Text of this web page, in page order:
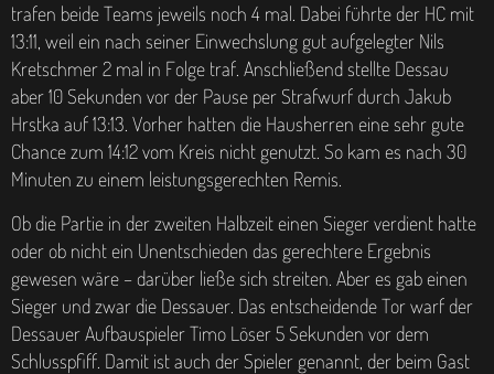
trafen beide Teams jeweils noch 4 mal. Dabei führte der HC mit
13:11, weil ein nach seiner Einwechslung gut aufgelegter Nils
Kretschmer 2 mal in Folge traf. Anschließend stellte Dessau
aber 10 Sekunden vor der Pause per Strafwurf durch Jakub
Hrstka auf 13:13. Vorher hatten die Hausherren eine sehr gute
Chance zum 14:12 vom Kreis nicht genutzt. So kam es nach 30
Minuten zu einem leistungsgerechten Remis.
Ob die Partie in der zweiten Halbzeit einen Sieger verdient hatte
oder ob nicht ein Unentschieden das gerechtere Ergebnis
gewesen wäre – darüber ließe sich streiten. Aber es gab einen
Sieger und zwar die Dessauer. Das entscheidende Tor warf der
Dessauer Aufbauspieler Timo Löser 5 Sekunden vor dem
Schlusspfiff. Damit ist auch der Spieler genannt, der beim Gast